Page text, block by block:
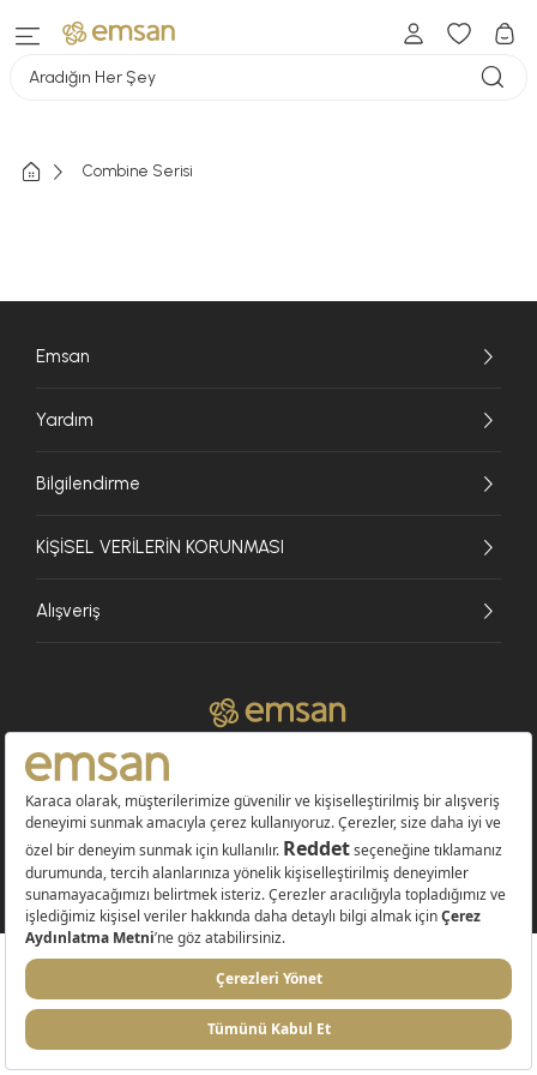
Aradığın Her Şey
Combine Serisi
Emsan
Yardım
Bilgilendirme
KİŞİSEL VERİLERİN KORUNMASI
Alışveriş
© 2026 EMSAN A.Ş. Tüm Hakları Saklıdır